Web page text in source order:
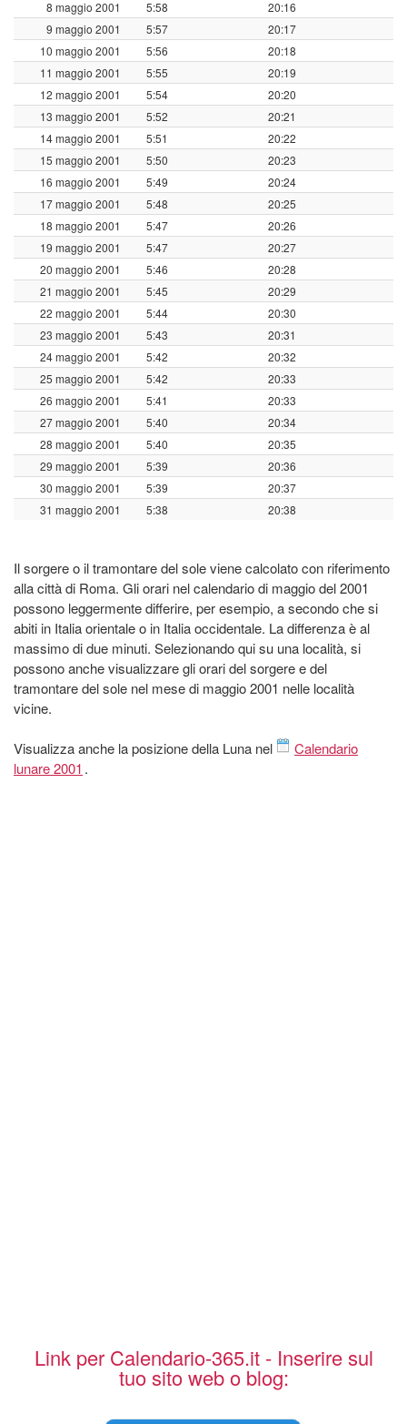
8 maggio 2001 5:58
20:16
9 maggio 2001
5:57
20:17
10 maggio 2001
5:56
20:18
11 maggio 2001
5:55
20:19
12 maggio 2001
5:54
20:20
13 maggio 2001
5:52
20:21
14 maggio 2001
5:51
20:22
15 maggio 2001
5:50
20:23
16 maggio 2001
5:49
20:24
17 maggio 2001
5:48
20:25
18 maggio 2001
5:47
20:26
19 maggio 2001
5:47
20:27
20 maggio 2001
5:46
20:28
21 maggio 2001
5:45
20:29
22 maggio 2001
5:44
20:30
23 maggio 2001
5:43
20:31
24 maggio 2001
5:42
20:32
25 maggio 2001
5:42
20:33
26 maggio 2001
5:41
20:33
27 maggio 2001
5:40
20:34
28 maggio 2001
5:40
20:35
29 maggio 2001
5:39
20:36
30 maggio 2001
5:39
20:37
31 maggio 2001
5:38 20:38
Il sorgere o il tramontare del sole viene calcolato con riferimento
alla città di Roma. Gli orari nel calendario di maggio del 2001
possono leggermente differire, per esempio, a secondo che si
abiti in Italia orientale o in Italia occidentale. La differenza è al
massimo di due minuti. Selezionando qui su una località, si
possono anche visualizzare gli orari del sorgere e del
tramontare del sole nel mese di maggio 2001 nelle località
vicine.
Visualizza anche la posizione della Luna nel
Calendario
lunare 2001 .
Link per Calendario-365.it - Inserire sul
tuo sito web o blog: